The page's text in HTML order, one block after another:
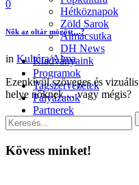
Hétköznapok
Zöld Sarok
Almacsutka
DH News
Kiadványaink
Programok
Tagszervezetek
Pályázatok
Partnerek
Kapcsolat
0
Nők az oltár mögött…?
in Kultúra/Alma
Ezenkívül szöveges és
helye nőknek… vagy mégis?
Kövess minket!